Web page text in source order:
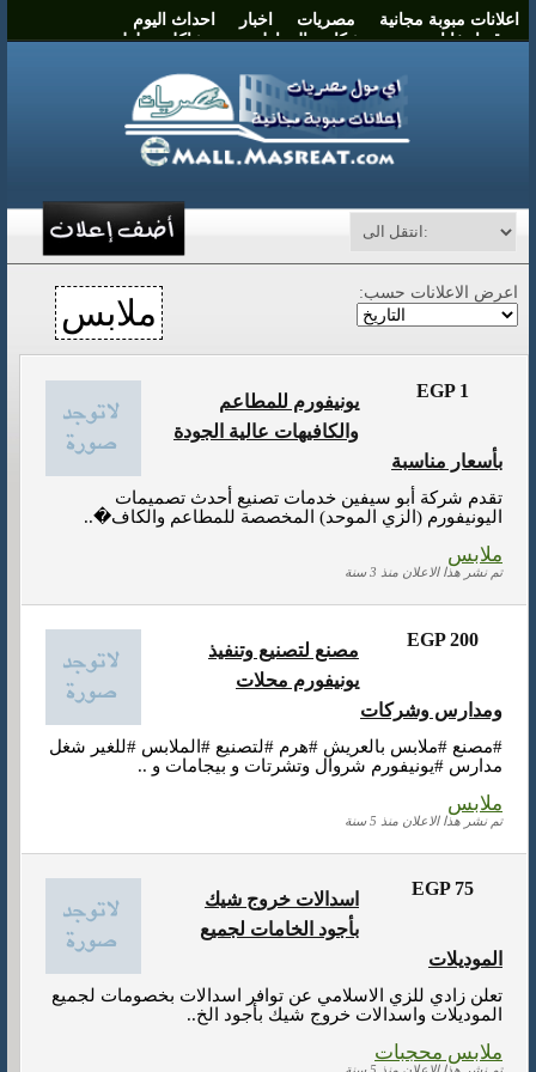
اعلانات مبوبة مجانية مصريات اخبار
احداث اليوم
موقع انتخابات مصر
شكاوي المواطنين
مشاكل وحلول
ملابس
اعرض الاعلانات حسب:
EGP 1
تقدم شركة أبو سيفين خدمات تصنيع أحدث تصميمات
اليونيفورم (الزي الموحد) المخصصة للمطاعم والكاف�..
ملابس
يونيفورم للمطاعم
والكافيهات عالية الجودة
بأسعار مناسبة
تم نشر هذا الاعلان منذ 3 سنة
EGP 200
#مصنع #ملابس بالعريش #هرم #لتصنيع #الملابس #للغير شغل
مدارس #يونيفورم شروال وتشرتات و بيجامات و ..
ملابس
مصنع لتصنيع وتنفيذ
يونيفورم محلات
ومدارس وشركات
تم نشر هذا الاعلان منذ 5 سنة
EGP 75
تعلن زادي للزي الاسلامي عن توافر اسدالات بخصومات لجميع
الموديلات واسدالات خروج شيك بأجود الخ..
ملابس محجبات
اسدالات خروج شيك
بأجود الخامات لجميع
الموديلات